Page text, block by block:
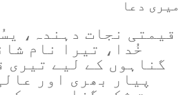
میری دعا
قیمتی نجات دہندہ،
خُدا، تیرا نام
گناہوں کے لیے تیری
پیار بھری اور